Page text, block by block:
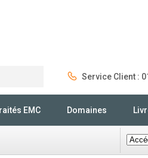
Service Client :
EMC Domaines